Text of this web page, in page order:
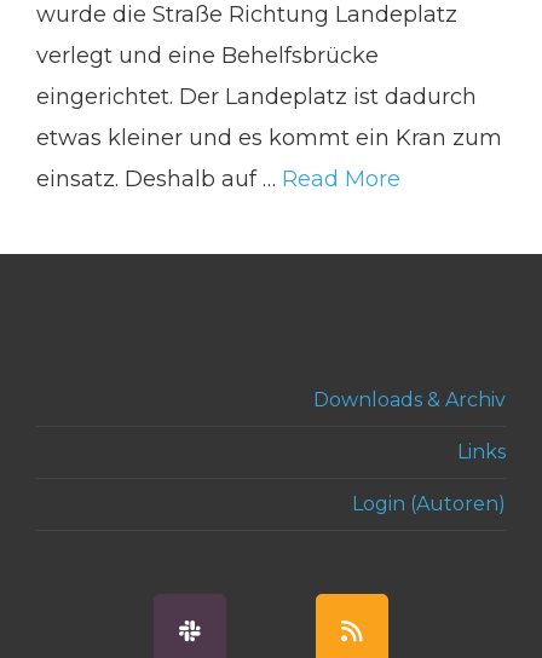
wurde die Straße Richtung Landeplatz
verlegt und eine Behelfsbrücke
eingerichtet. Der Landeplatz ist dadurch
etwas kleiner und es kommt ein Kran zum
einsatz. Deshalb auf … Read More
Downloads & Archiv
Links
Login (Autoren)